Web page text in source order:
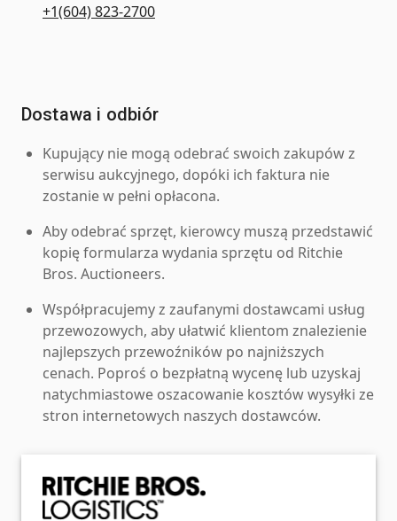
+1(604) 823-2700
Dostawa i odbiór
Kupujący nie mogą odebrać swoich zakupów z
serwisu aukcyjnego, dopóki ich faktura nie
zostanie w pełni opłacona.
Aby odebrać sprzęt, kierowcy muszą przedstawić
kopię formularza wydania sprzętu od Ritchie
Bros. Auctioneers.
Współpracujemy z zaufanymi dostawcami usług
przewozowych, aby ułatwić klientom znalezienie
najlepszych przewoźników po najniższych
cenach. Poproś o bezpłatną wycenę lub uzyskaj
natychmiastowe oszacowanie kosztów wysyłki ze
stron internetowych naszych dostawców.